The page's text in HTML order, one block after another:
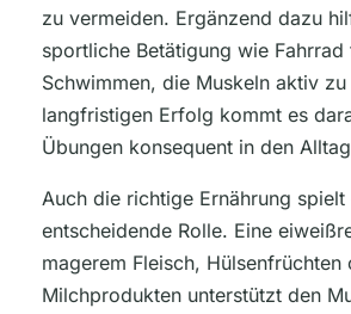
zu vermeiden. Ergänzend dazu
sportliche Betätigung wie
Schwimmen, die Muskeln aktiv
langfristigen Erfolg kommt es
Übungen konsequent in den
Auch die richtige Ernährung spielt
entscheidende Rolle. Eine
magerem Fleisch, Hülsenfrüchten
Milchprodukten unterstützt den